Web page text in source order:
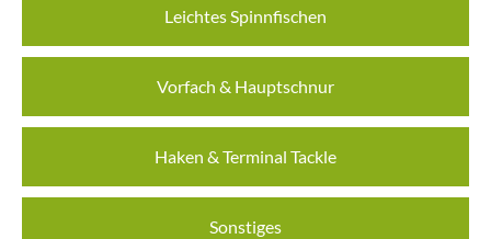
Leichtes Spinnfischen
Vorfach & Hauptschnur
Haken & Terminal Tackle
Sonstiges